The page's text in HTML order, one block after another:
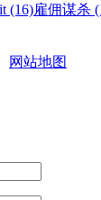
(16)雇佣谋杀
网站地图